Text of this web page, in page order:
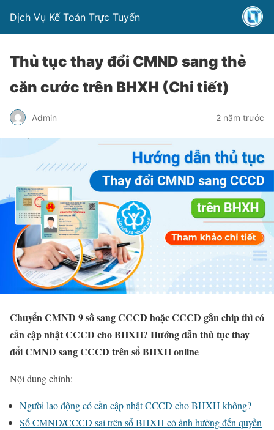
Dịch Vụ Kế Toán Trực Tuyến
Thủ tục thay đổi CMND sang thẻ
căn cước trên BHXH (Chi tiết)
Admin 2 năm trước
Chuyển CMND 9 số sang CCCD hoặc CCCD gắn chip thì có
cần cập nhật CCCD cho BHXH? Hướng dẫn thủ tục thay
đổi CMND sang CCCD trên sổ BHXH online
Nội dung chính:
Người lao động có cần cập nhật CCCD cho BHXH không?
Số CMND/CCCD sai trên sổ BHXH có ảnh hưởng đến quyền